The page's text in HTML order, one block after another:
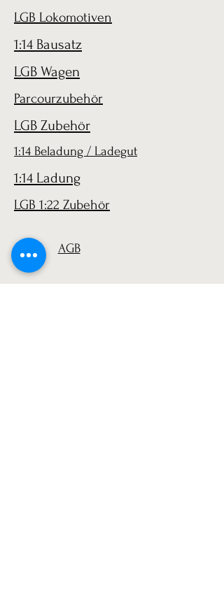
LGB Lokomotiven
1:14 Bausatz
LGB Wagen
Parcourzubehör
LGB Zubehör
1:14 Beladung / Ladegut
1:14 Ladung
LGB 1:22 Zubehör
AGB